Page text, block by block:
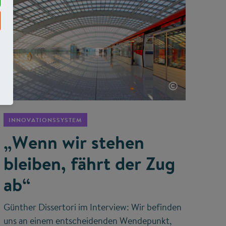
©
INNOVATIONSSYSTEM
„Wenn wir stehen
bleiben, fährt der Zug
ab“
Günther Dissertori im Interview: Wir befinden
uns an einem entscheidenden Wendepunkt,